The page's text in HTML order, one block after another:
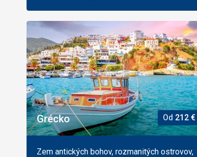
Grécko Od 212 €
Zem antických bohov, rozmanitých ostrovov,